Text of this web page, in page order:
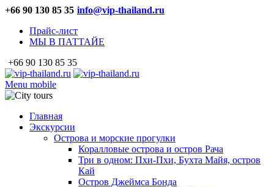
+66 90 130 85 35 info@vip-thailand.ru
Прайс-лист
МЫ В ПАТТАЙЕ
+66 90 130 85 35
Menu mobile
Главная
Экскурсии
Острова и морские прогулки
Коралловые острова и остров Рача
Три в одном: Пхи-Пхи, Бухта Майя, остров
Кай
Остров Джеймса Бонда